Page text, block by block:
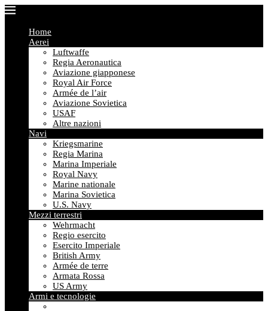
Home
Aerei
Luftwaffe
Regia Aeronautica
Aviazione giapponese
Royal Air Force
Armée de l’air
Aviazione Sovietica
USAF
Altre nazioni
Navi
Kriegsmarine
Regia Marina
Marina Imperiale
Royal Navy
Marine nationale
Marina Sovietica
U.S. Navy
Mezzi terrestri
Wehrmacht
Regio esercito
Esercito Imperiale
British Army
Armée de terre
Armata Rossa
US Army
Armi e tecnologie